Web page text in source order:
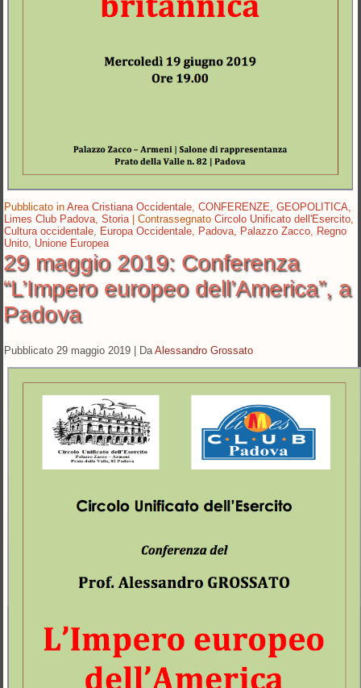
Pubblicato in Area Cristiana Occidentale,CONFERENZE,GEOPOLITICA,
Limes Club Padova,Storia|Contrassegnato Circolo Unificato dell'Esercito,
Cultura occidentale, Europa Occidentale, Padova, Palazzo Zacco, Regno
Unito, Unione Europea
29 maggio 2019: Conferenza
“L’Impero europeo dell’America”, a
Padova
Pubblicato 29 maggio 2019 Da Alessandro Grossato